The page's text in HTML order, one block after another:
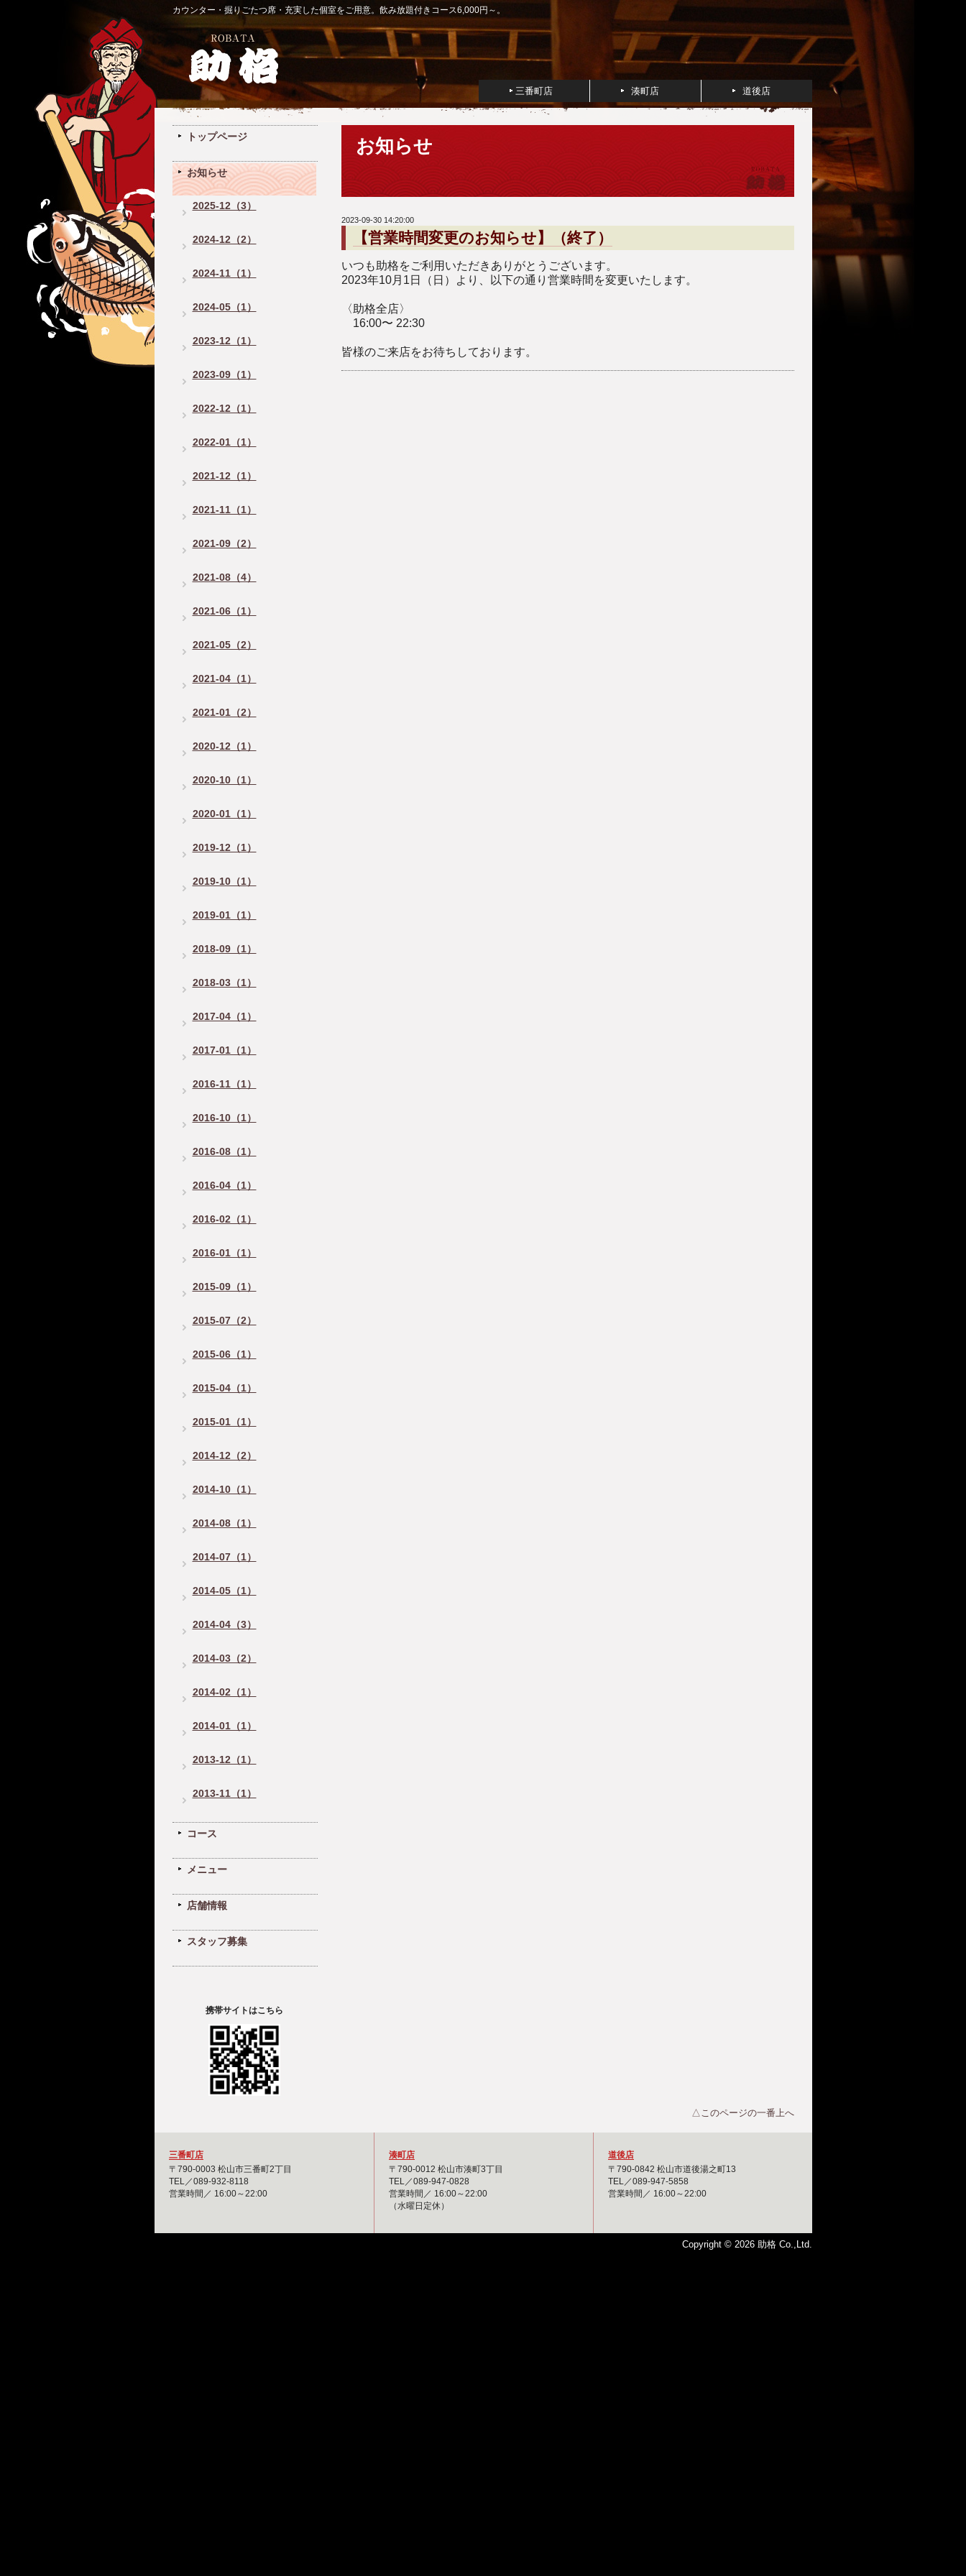
カウンター・掘りごたつ席・充実した個室をご用意。飲み放題付きコース6,000円～。
道後店
湊町店
三番町店
お知らせ
2023-09-30 14:20:00
【営業時間変更のお知らせ】（終了）
いつも助格をご利用いただきありがとうございます。
2023年10月1日（日）より、以下の通り営業時間を変更いたします。
〈助格全店〉
16:00〜 22:30
皆様のご来店をお待ちしております。
トップページ
お知らせ
2025-12（3）
2024-12（2）
2024-11（1）
2024-05（1）
2023-12（1）
2023-09（1）
2022-12（1）
2022-01（1）
2021-12（1）
2021-11（1）
2021-09（2）
2021-08（4）
2021-06（1）
2021-05（2）
2021-04（1）
2021-01（2）
2020-12（1）
2020-10（1）
2020-01（1）
2019-12（1）
2019-10（1）
2019-01（1）
2018-09（1）
2018-03（1）
2017-04（1）
2017-01（1）
2016-11（1）
2016-10（1）
2016-08（1）
2016-04（1）
2016-02（1）
2016-01（1）
2015-09（1）
2015-07（2）
2015-06（1）
2015-04（1）
2015-01（1）
2014-12（2）
2014-10（1）
2014-08（1）
2014-07（1）
2014-05（1）
2014-04（3）
2014-03（2）
2014-02（1）
2014-01（1）
2013-12（1）
2013-11（1）
コース
メニュー
店舗情報
スタッフ募集
携帯サイトはこちら
△このページの一番上へ
三番町店
〒790-0003 松山市三番町2丁目
TEL／089-932-8118
営業時間／ 16:00～22:00
湊町店
〒790-0012 松山市湊町3丁目
TEL／089-947-0828
営業時間／ 16:00～22:00
（水曜日定休）
道後店
〒790-0842 松山市道後湯之町13
TEL／089-947-5858
営業時間／ 16:00～22:00
Copyright © 2026 助格 Co.,Ltd.